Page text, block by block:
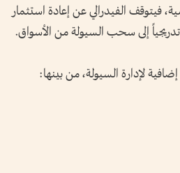
فيتوقف الفيدرالي عن إعادة استثمار
إلى سحب السيولة من الأسواق.
لإدارة السيولة، من بينها: